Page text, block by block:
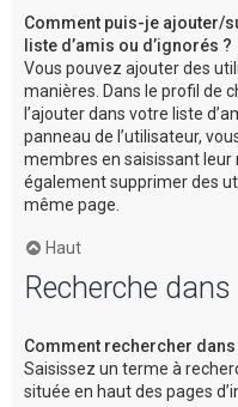
Comment puis-je ajouter/
liste d’amis ou d’ignorés ?
Vous pouvez ajouter des
manières. Dans le profil de
l’ajouter dans votre liste
panneau de l’utilisateur,
membres en saisissant leur
également supprimer des
même page.
Haut
Recherche
Comment rechercher
Saisissez un terme à
située en haut des pages